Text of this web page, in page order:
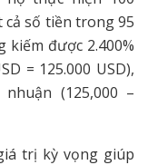
cả số tiền trong 95
kiếm được 2.400%
= 125.000 USD),
(125,000 –
trị kỳ vọng giúp